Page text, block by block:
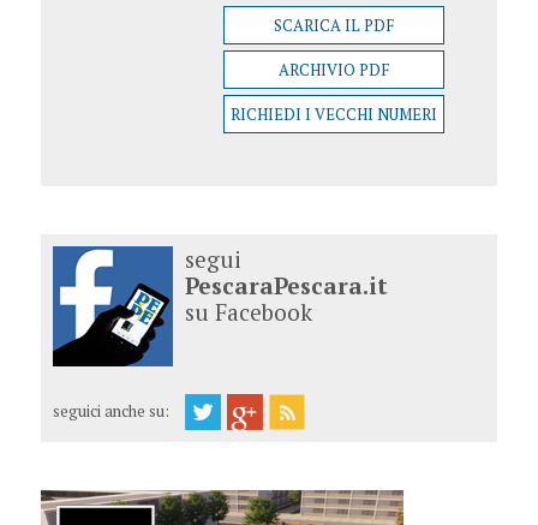
SCARICA IL PDF
ARCHIVIO PDF
RICHIEDI I VECCHI NUMERI
segui
PescaraPescara.it
su Facebook
seguici anche su: